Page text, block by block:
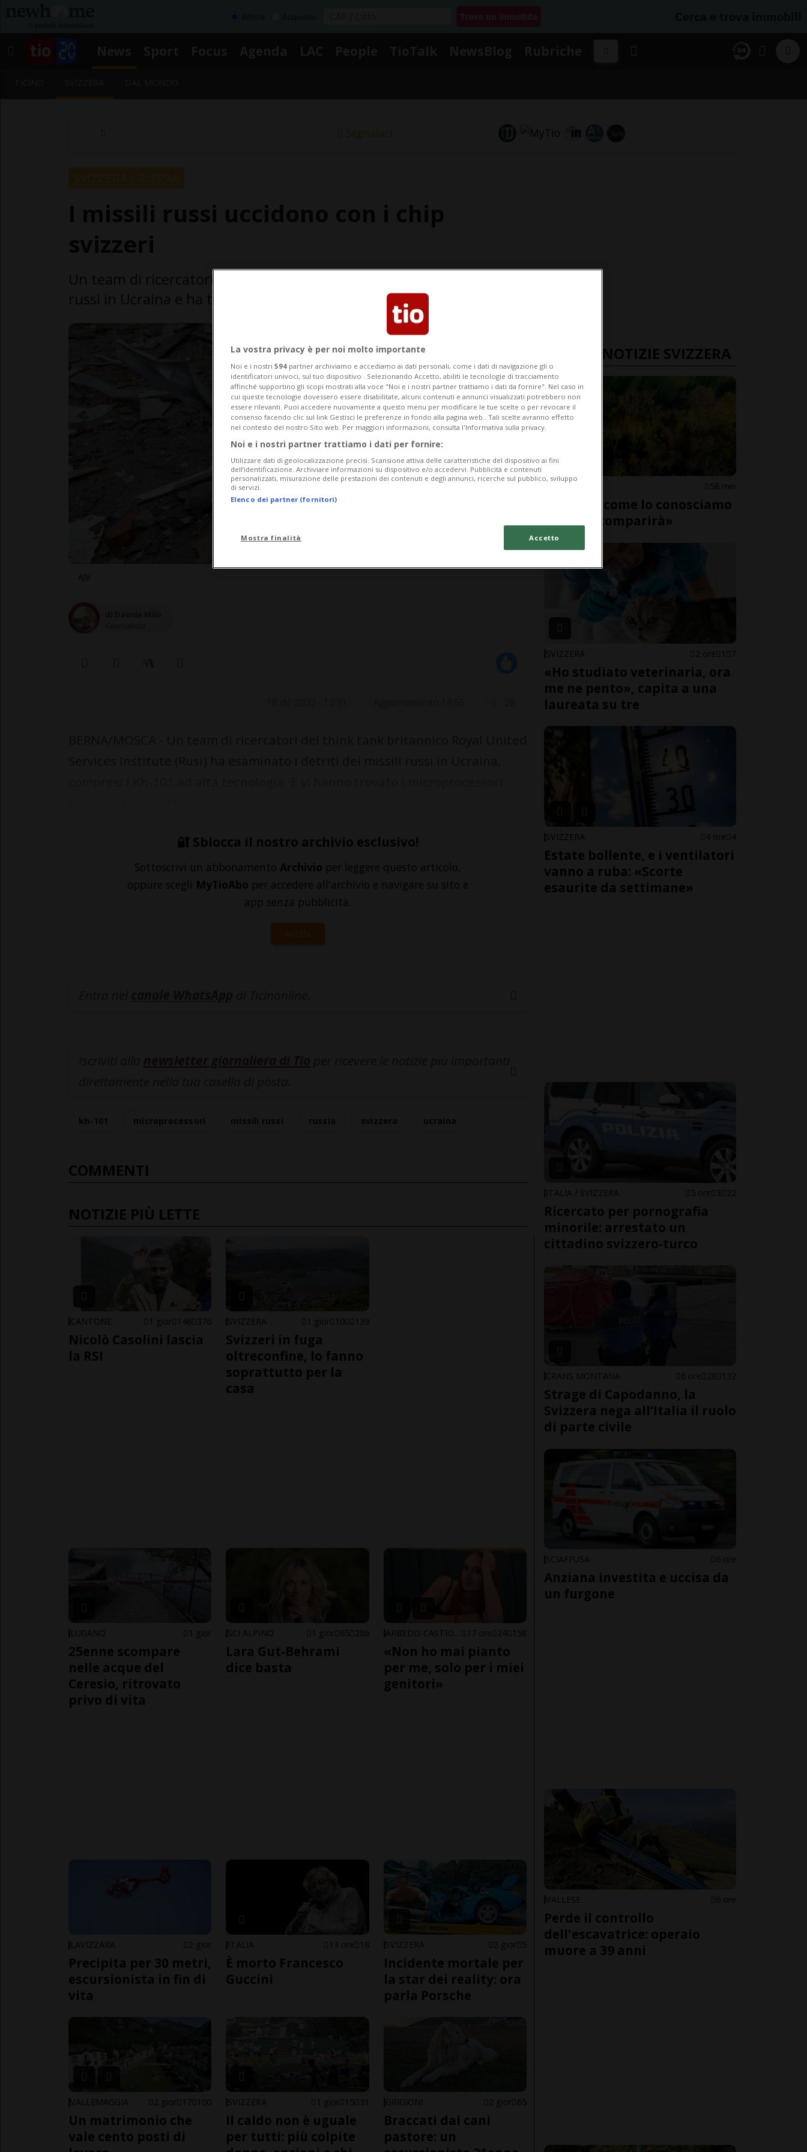
Segnalaci
russi in Ucraina e ha trovato i microprocessori ginevrini
🔐 Sblocca il nostro archivio esclusivo!
Sottoscrivi un abbonamento Archivio per leggere questo articolo,
oppure scegli MyTioAbo per accedere all'archivio e navigare su sito e
app senza pubblicità.
ACCEDI
COMMENTI
NOTIZIE PIÙ LETTE
CANTONE 1 gior 146 376
Nicolò Casolini lascia
la RSI
SVIZZERA 1 gior 100 139
Svizzeri in fuga
oltreconfine, lo fanno
soprattutto per la
casa
LUGANO 1 gior
25enne scompare
nelle acque del
Ceresio, ritrovato
privo di vita
SCI ALPINO 1 gior 65 286
Lara Gut-Behrami
dice basta
17 ore 24 158
«Non ho mai pianto
per me, solo per i miei
genitori»
LAVIZZARA 2 gior
Precipita per 30 metri,
escursionista in fin di
vita
ITALIA 13 ore 18
È morto Francesco
Guccini
SVIZZERA 2 gior 5
Incidente mortale per
la star dei reality: ora
parla Porsche
VALLEMAGGIA 2 gior 17 100
Un matrimonio che
vale cento posti di
SVIZZERA 1 gior 15 31
Il caldo non è uguale
per tutti: più colpite
GRIGIONI 2 gior 65
Braccati dai cani
pastore: un
ULTIME NOTIZIE SVIZZERA
SVIZZERA 58 min
«Il bosco come lo conosciamo
adesso scomparirà»
SVIZZERA 2 ore 1 7
«Ho studiato veterinaria, ora
me ne pento», capita a una
laureata su tre
SVIZZERA 4 ore 4
Estate bollente, e i ventilatori
vanno a ruba: «Scorte
esaurite da settimane»
ITALIA / SVIZZERA 5 ore 3 22
Ricercato per pornografia
minorile: arrestato un
cittadino svizzero-turco
CRANS MONTANA 6 ore 28 132
Strage di Capodanno, la
Svizzera nega all’Italia il ruolo
di parte civile
SCIAFFUSA 6 ore
Anziana investita e uccisa da
un furgone
VALLESE 6 ore
Perde il controllo
dell'escavatrice: operaio
muore a 39 anni
La vostra privacy è per noi molto importante
Noi e i nostri 594 partner archiviamo e accediamo ai dati personali, come i dati di navigazione gli o
identificatori univoci, sul tuo dispositivo . Selezionando Accetto, abiliti le tecnologie di tracciamento
affinché supportino gli scopi mostrati alla voce "Noi e i nostri partner trattiamo i dati da fornire". Nel caso in
cui queste tecnologie dovessero essere disabilitate, alcuni contenuti e annunci visualizzati potrebbero non
essere rilevanti. Puoi accedere nuovamente a questo menu per modificare le tue scelte o per revocare il
consenso facendo clic sul link Gestisci le preferenze in fondo alla pagina web.. Tali scelte avranno effetto
nel contesto del nostro Sito web. Per maggiori informazioni, consulta l'Informativa sulla privacy.
Noi e i nostri partner trattiamo i dati per fornire:
Utilizzare dati di geolocalizzazione precisi. Scansione attiva delle caratteristiche del dispositivo ai fini
dell’identificazione. Archiviare informazioni su dispositivo e/o accedervi. Pubblicità e contenuti
personalizzati, misurazione delle prestazioni dei contenuti e degli annunci, ricerche sul pubblico, sviluppo
di servizi.
Elenco dei partner (fornitori)
Mostra finalità Accetto